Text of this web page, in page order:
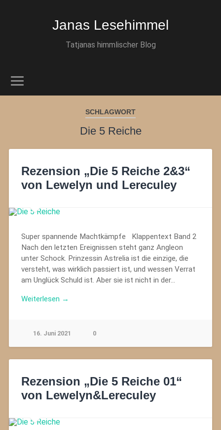
Janas Lesehimmel
Tatjanas himmlischer Blog
SCHLAGWORT
Die 5 Reiche
Rezension „Die 5 Reiche 2&3“
von Lewelyn und Lereculey
Super spannende Machtkämpfe Klappentext Band 2
Nach den letzten Ereignissen steht ganz Angleon
unter Schock. Prinzessin Astrelia ist die einzige, die
versteht, was wirklich passiert ist, und wessen Verrat
am Unglück Schuld ist. Aber sie ist nicht in der…
Weiterlesen →
16. Juni 2021 0
Rezension „Die 5 Reiche 01“
von Lewelyn&Lereculey